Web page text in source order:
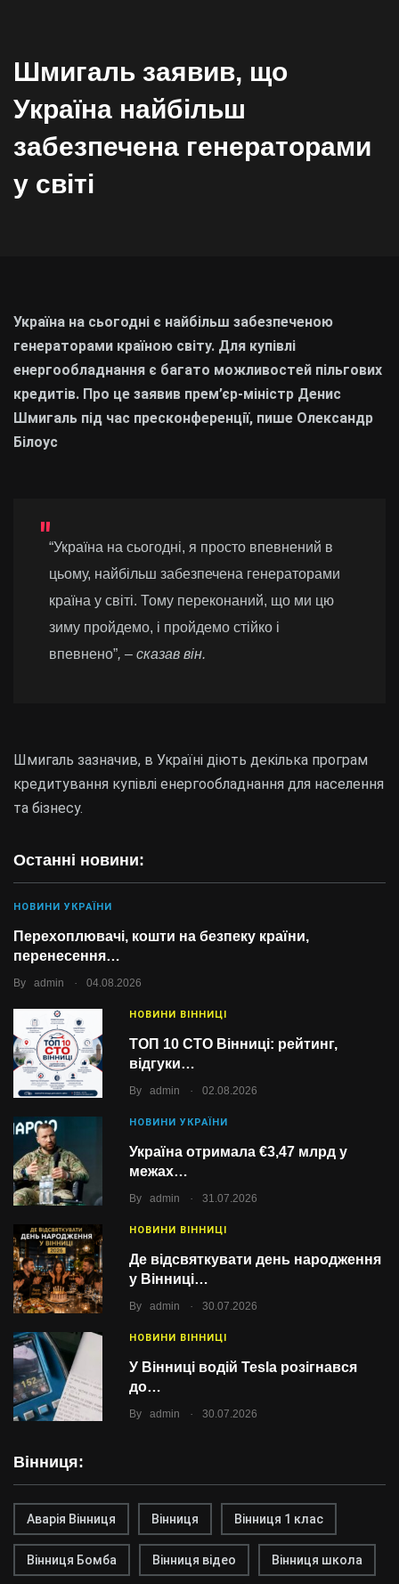
Шмигаль заявив, що
Україна найбільш
забезпечена генераторами
у світі
Останні новини:
НОВИНИ УКРАЇНИ
Перехоплювачі, кошти на безпеку країни,
перенесення…
By admin . 04.08.2026
НОВИНИ ВІННИЦІ
ТОП 10 СТО Вінниці: рейтинг,
відгуки…
By admin . 02.08.2026
НОВИНИ УКРАЇНИ
Україна отримала €3,47 млрд у
межах…
By admin . 31.07.2026
НОВИНИ ВІННИЦІ
Де відсвяткувати день народження
у Вінниці…
By admin . 30.07.2026
НОВИНИ ВІННИЦІ
У Вінниці водій Tesla розігнався
до…
By admin . 30.07.2026
Вінниця:
Аварія Вінниця Вінниця Вінниця 1 клас
Вінниця Бомба Вінниця відео Вінниця школа
Україна на сьогодні є найбільш забезпеченою
генераторами країною світу. Для купівлі
енергообладнання є багато можливостей пільгових
кредитів. Про це заявив прем’єр-міністр Денис
Шмигаль під час пресконференції, пише Олександр
Білоус
“Україна на сьогодні, я просто впевнений в
цьому, найбільш забезпечена генераторами
країна у світі. Тому переконаний, що ми цю
зиму пройдемо, і пройдемо стійко і
впевнено”, – сказав він.
Шмигаль зазначив, в Україні діють декілька програм
кредитування купівлі енергообладнання для населення
та бізнесу.